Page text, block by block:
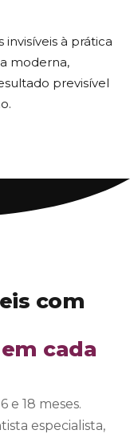
à prática
moderna,
previsível
com
cada
e 18 meses.
especialista,